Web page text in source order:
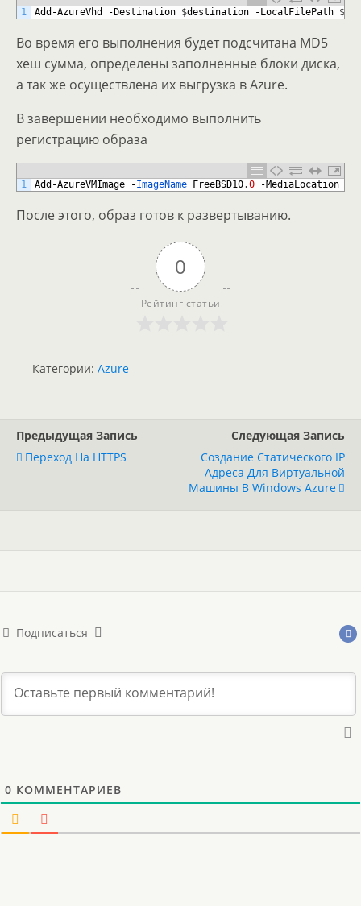
1 Add -AzureVhd - Destination $destination - LocalFilePath $
Во время его выполнения будет подсчитана MD5
хеш сумма, определены заполненные блоки диска,
а так же осуществлена их выгрузка в Azure.
В завершении необходимо выполнить
регистрацию образа
1 Add -AzureVMImage -ImageName FreeBSD10.0 -MediaLocation
После этого, образ готов к развертыванию.
0
Рейтинг статьи
Категории: Azure
Предыдущая Запись
Переход На HTTPS
Следующая Запись
Создание Статического IP
Адреса Для Виртуальной
Машины В Windows Azure
Подписаться
0 КОММЕНТАРИЕВ